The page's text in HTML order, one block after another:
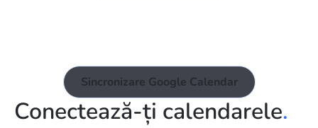
Sincronizare Google Calendar
Conectează-ți calendarele.